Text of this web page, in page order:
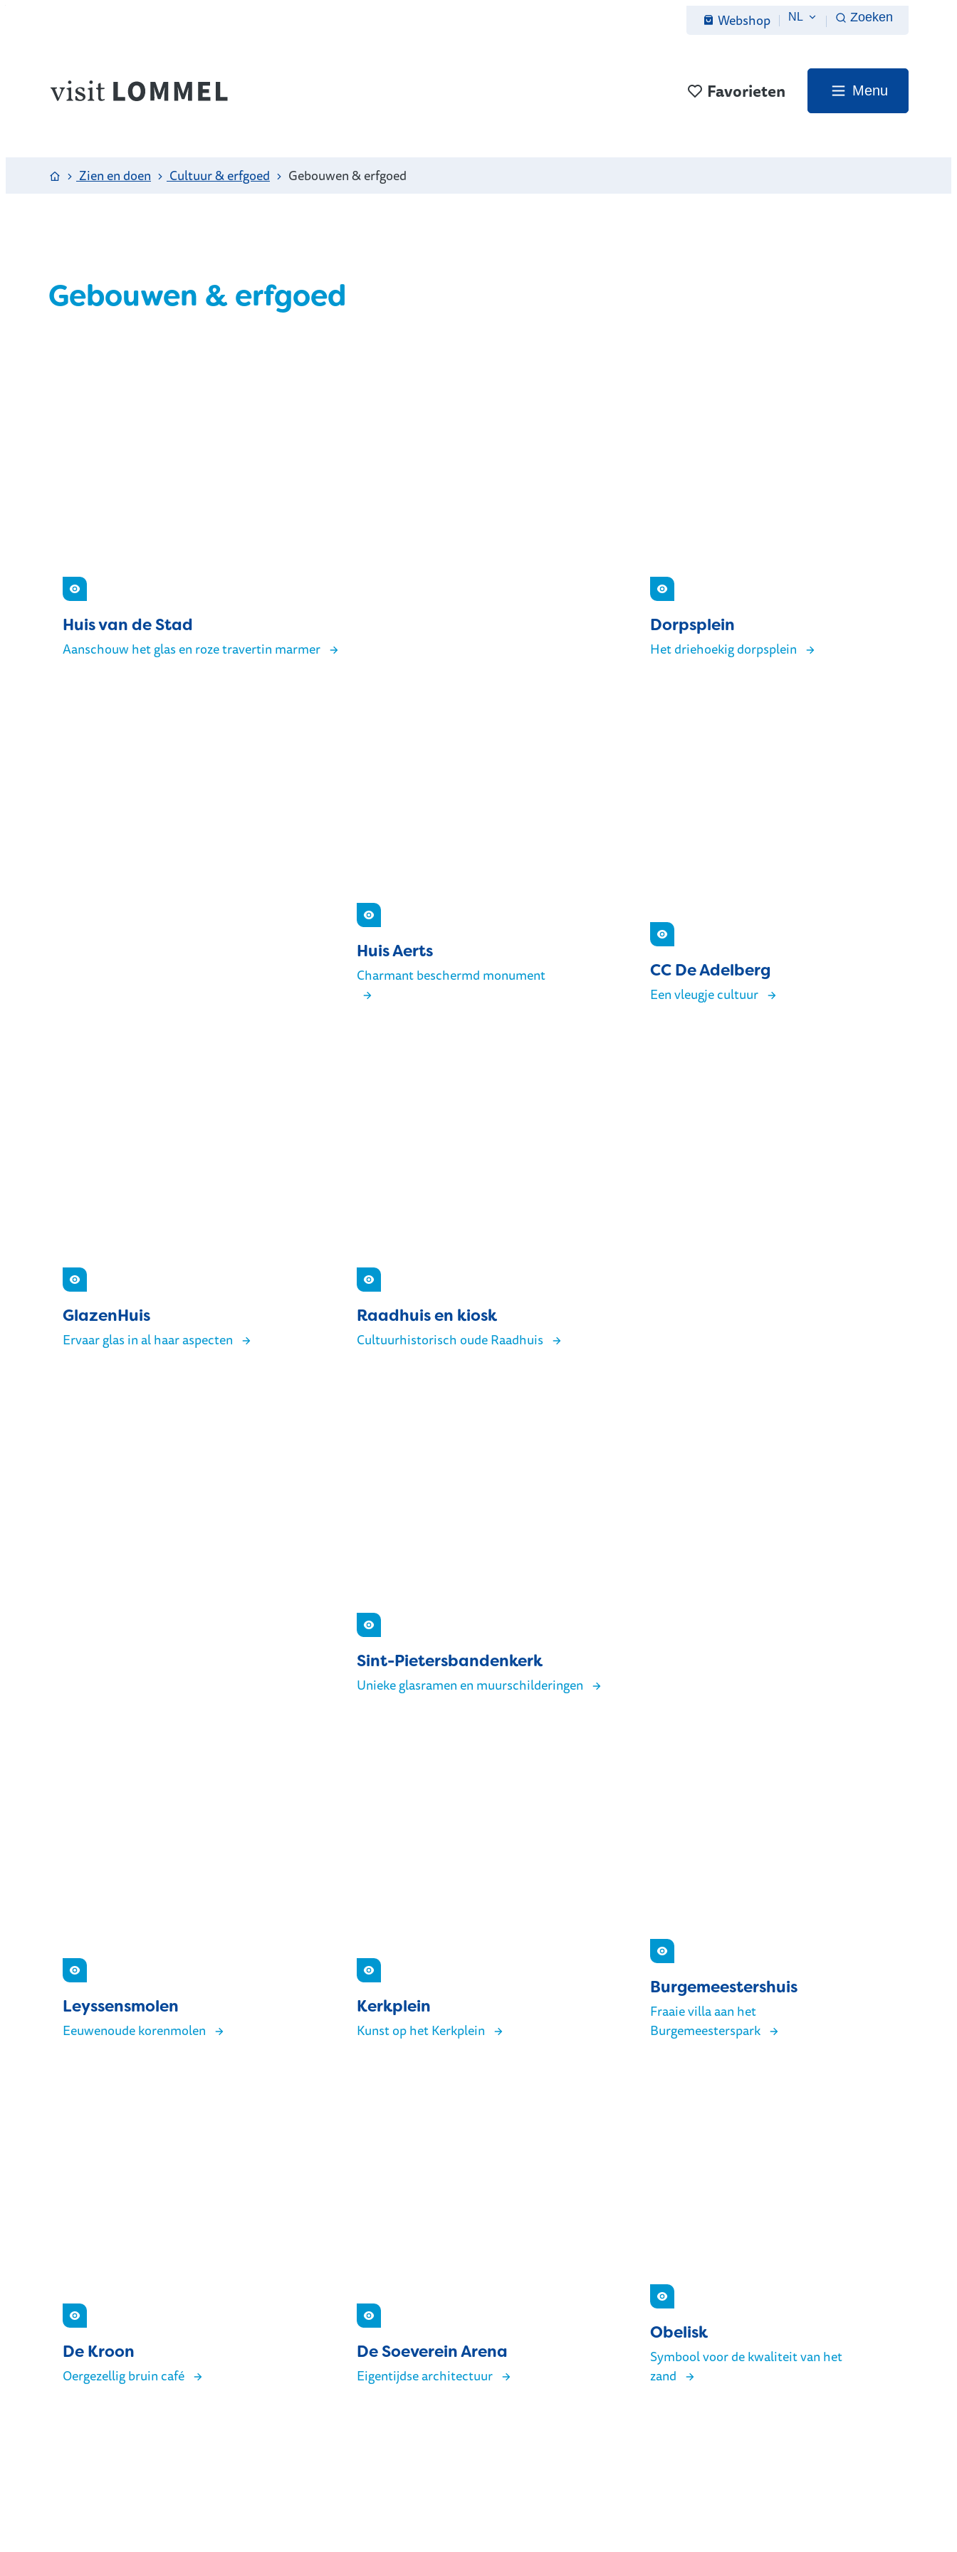
Webshop NL Zoeken
Visit Lommel Favorieten Menu
Startpagina
Zien en doen Cultuur & erfgoed Gebouwen & erfgoed
Gebouwen & erfgoed
Zien
Huis van de Stad
Aanschouw het glas en roze travertin marmer
Zien
Dorpsplein
Het driehoekig dorpsplein
Zien
GlazenHuis
Ervaar glas in al haar aspecten
Zien
Huis Aerts
Charmant beschermd monument
Zien
Raadhuis en kiosk
Cultuurhistorisch oude Raadhuis
Zien
Leyssensmolen
Eeuwenoude korenmolen
Zien
CC De Adelberg
Een vleugje cultuur
Zien
Sint-Pietersbandenkerk
Unieke glasramen en muurschilderingen
Zien
Kerkplein
Kunst op het Kerkplein
Zien
Burgemeestershuis
Fraaie villa aan het
Burgemeesterspark
Zien
De Kroon
Oergezellig bruin café
Zien
De Soeverein Arena
Eigentijdse architectuur
Zien
Obelisk
Symbool voor de kwaliteit van het
zand